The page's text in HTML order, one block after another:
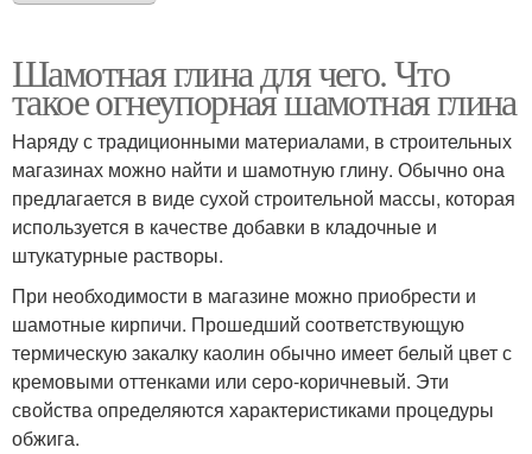
Шамотная глина для чего. Что
такое огнеупорная шамотная глина
Наряду с традиционными материалами, в строительных
магазинах можно найти и шамотную глину. Обычно она
предлагается в виде сухой строительной массы, которая
используется в качестве добавки в кладочные и
штукатурные растворы.
При необходимости в магазине можно приобрести и
шамотные кирпичи. Прошедший соответствующую
термическую закалку каолин обычно имеет белый цвет с
кремовыми оттенками или серо-коричневый. Эти
свойства определяются характеристиками процедуры
обжига.